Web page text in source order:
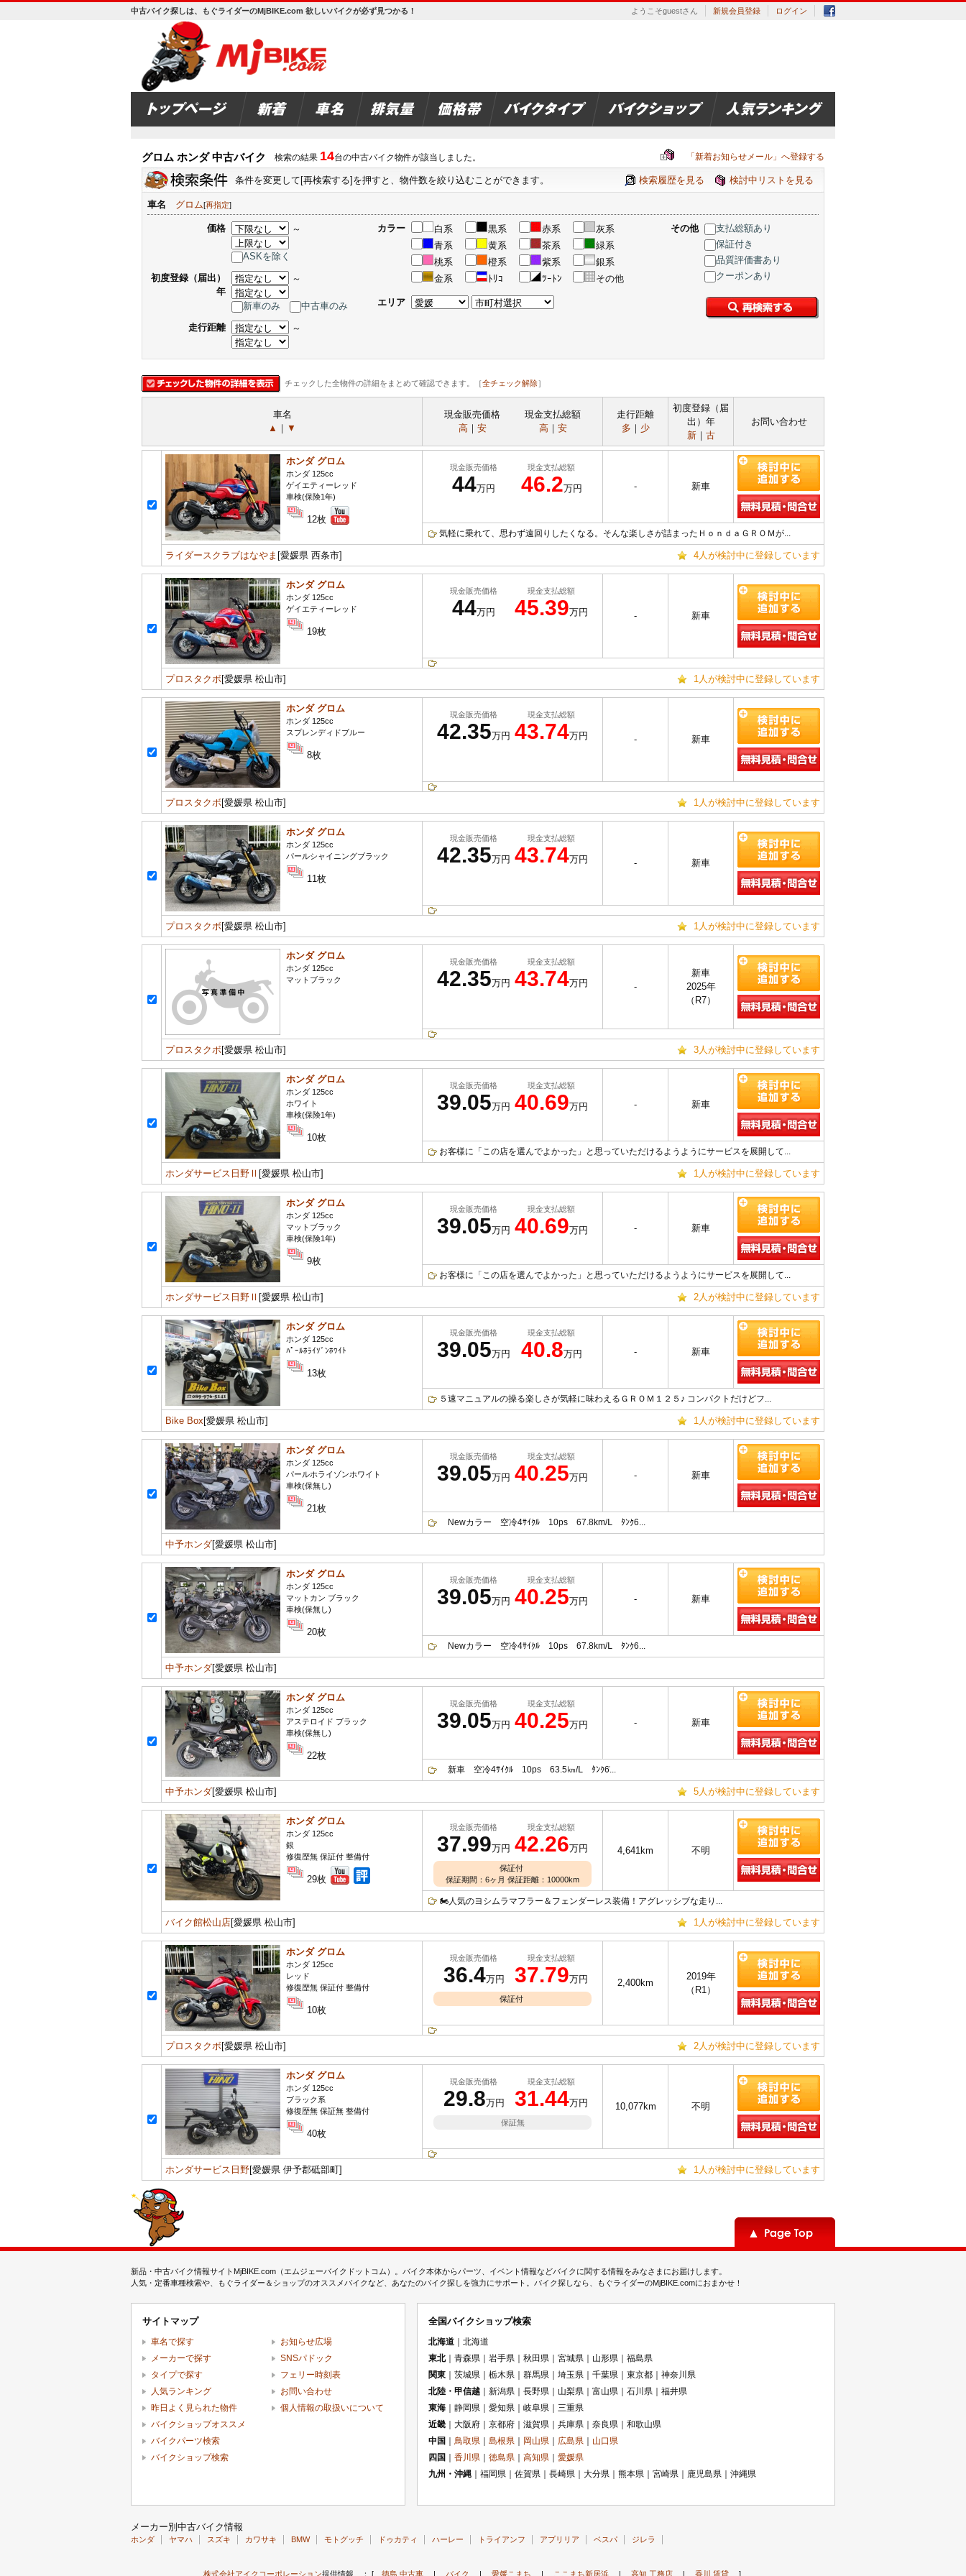
中古バイク探しは、もぐライダーのMjBIKE.com 欲しいバイクが必ず見つかる！ ようこそguestさん 新規会員登録 ログイン
グロム ホンダ 中古バイク 検索の結果 14台の中古バイク物件が該当しました。 「新着お知らせメール」へ登録する
条件を変更して[再検索する]を押すと、物件数を絞り込むことができます。 検討中リストを見る
検索履歴を見る
車名 グロム[再指定]
価格 ～
ASKを除く
初度登録（届出）
年
～
新車のみ
中古車のみ
走行距離
～
カラー 白系 黒系 赤系
灰系
青系
黄系 茶系
緑系
桃系
橙系 紫系
銀系
金系
ﾄﾘｺ ﾂｰﾄﾝ その他
エリア
その他
支払総額あり
保証付き
品質評価書あり
クーポンあり
チェックした全物件の詳細をまとめて確認できます。［全チェック解除］
車名
▲ ｜ ▼
現金販売価格
高｜ 安
現金支払総額
高｜ 安
走行距離
多 ｜ 少
初度登録（届
出）年
新｜ 古
お問い合わせ
ホンダ グロム
ホンダ 125cc
ゲイエティーレッド
車検(保険1年)
12枚
現金販売価格 現金支払総額
44万円 46.2万円 - 新車
気軽に乗れて、思わず遠回りしたくなる。そんな楽しさが詰まったＨｏｎｄａＧＲＯＭが...
ライダースクラブはなやま [愛媛県 西条市] 4人が検討中に登録しています
ホンダ グロム
ホンダ 125cc
ゲイエティーレッド
19枚
現金販売価格 現金支払総額
44万円 45.39万円 - 新車
プロスタクボ[愛媛県 松山市] 1人が検討中に登録しています
ホンダ グロム
ホンダ 125cc
スプレンディドブルー
8枚
現金販売価格 現金支払総額
42.35万円 43.74万円 - 新車
プロスタクボ[愛媛県 松山市] 1人が検討中に登録しています
ホンダ グロム
ホンダ 125cc
パールシャイニングブラック
11枚
現金販売価格 現金支払総額
42.35万円 43.74万円 - 新車
プロスタクボ[愛媛県 松山市] 1人が検討中に登録しています
ホンダ グロム
ホンダ 125cc
マットブラック
現金販売価格 現金支払総額
42.35万円 43.74万円 -
新車
2025年
（R7）
プロスタクボ[愛媛県 松山市] 3人が検討中に登録しています
ホンダ グロム
ホンダ 125cc
ホワイト
車検(保険1年)
10枚
現金販売価格 現金支払総額
39.05万円 40.69万円 - 新車
お客様に「この店を選んでよかった」と思っていただけるようようにサービスを展開して...
ホンダサービス日野Ⅱ [愛媛県 松山市] 1人が検討中に登録しています
ホンダ グロム
ホンダ 125cc
マットブラック
車検(保険1年)
9枚
現金販売価格 現金支払総額
39.05万円 40.69万円 - 新車
お客様に「この店を選んでよかった」と思っていただけるようようにサービスを展開して...
ホンダサービス日野Ⅱ [愛媛県 松山市] 2人が検討中に登録しています
ホンダ グロム
ホンダ 125cc
ﾊﾟｰﾙﾎﾗｲｿﾞﾝﾎﾜｲﾄ
13枚
現金販売価格 現金支払総額
39.05万円 40.8万円 - 新車
５速マニュアルの操る楽しさが気軽に味わえるＧＲＯＭ１２５♪ コンパクトだけどフ...
Bike Box[愛媛県 松山市] 1人が検討中に登録しています
ホンダ グロム
ホンダ 125cc
パールホライゾンホワイト
車検(保無し)
21枚
現金販売価格 現金支払総額
39.05万円 40.25万円 - 新車
Newカラー 空冷4ｻｲｸﾙ 10ps 67.8km/Ⅼ ﾀﾝｸ6...
中予ホンダ[愛媛県 松山市]
ホンダ グロム
ホンダ 125cc
マットカン ブラック
車検(保無し)
20枚
現金販売価格 現金支払総額
39.05万円 40.25万円 - 新車
Newカラー 空冷4ｻｲｸﾙ 10ps 67.8km/Ⅼ ﾀﾝｸ6...
中予ホンダ[愛媛県 松山市]
ホンダ グロム
ホンダ 125cc
アステロイド ブラック
車検(保無し)
22枚
現金販売価格 現金支払総額
39.05万円 40.25万円 - 新車
新車 空冷4ｻｲｸﾙ 10ps 63.5㎞/Ⅼ ﾀﾝｸ6͗...
中予ホンダ[愛媛県 松山市] 5人が検討中に登録しています
ホンダ グロム
ホンダ 125cc
銀
修復歴無 保証付 整備付
29枚
現金販売価格 現金支払総額
37.99万円 42.26万円
保証付
保証期間：6ヶ月 保証距離：10000km
4,641km 不明
🏍人気のヨシムラマフラー＆フェンダーレス装備！アグレッシブな走り...
バイク館松山店[愛媛県 松山市] 1人が検討中に登録しています
ホンダ グロム
ホンダ 125cc
レッド
修復歴無 保証付 整備付
10枚
現金販売価格 現金支払総額
36.4万円 37.79万円
保証付
2,400km
2019年
（R1）
プロスタクボ[愛媛県 松山市] 2人が検討中に登録しています
ホンダ グロム
ホンダ 125cc
ブラック系
修復歴無 保証無 整備付
40枚
現金販売価格 現金支払総額
29.8万円 31.44万円
保証無
10,077km 不明
ホンダサービス日野[愛媛県 伊予郡砥部町] 1人が検討中に登録しています
新品・中古バイク情報サイトMjBIKE.com（エムジェーバイクドットコム）。バイク本体からパーツ、イベント情報などバイクに関する情報をみなさまにお届けします。
人気・定番車種検索や、もぐライダー＆ショップのオススメバイクなど、あなたのバイク探しを強力にサポート。バイク探しなら、もぐライダーのMjBIKE.comにおまかせ！
サイトマップ
車名で探す
メーカーで探す
タイプで探す
人気ランキング
昨日よく見られた物件
バイクショップオススメ
バイクパーツ検索
バイクショップ検索
お知らせ広場
SNSパドック
フェリー時刻表
お問い合わせ
個人情報の取扱いについて
全国バイクショップ検索
北海道 ｜北海道
東北｜青森県｜岩手県｜秋田県｜宮城県｜山形県｜福島県
関東 ｜茨城県｜栃木県｜群馬県｜埼玉県｜千葉県｜東京都｜神奈川県
北陸・甲信越 ｜新潟県｜長野県｜山梨県｜富山県｜石川県｜福井県
東海 ｜静岡県｜愛知県｜岐阜県｜三重県
近畿 ｜大阪府｜京都府｜滋賀県｜兵庫県｜奈良県｜和歌山県
中国
鳥取県 島根県 岡山県 広島県
山口県
四国
香川県 徳島県 高知県
愛媛県
九州・沖縄 ｜福岡県｜佐賀県｜長崎県｜大分県｜熊本県｜宮崎県｜鹿児島県｜沖縄県
メーカー別中古バイク情報
ホンダ ヤマハ スズキ カワサキ BMW モトグッチ ドゥカティ ハーレー トライアンフ アプリリア ベスパ ジレラ
株式会社アイクコーポレーション提供情報 ： [ 徳島 中古車 | バイク | 愛媛こまち | ここまち新居浜 | 高知 工務店 | 香川 賃貸 ]